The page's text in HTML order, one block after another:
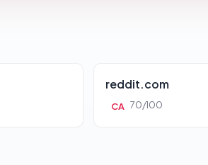
reddit.com
CA 70/100